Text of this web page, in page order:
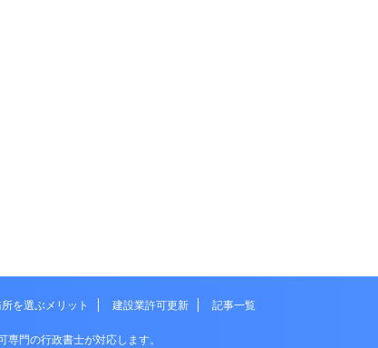
を選ぶメリット 建設業許可更新 記事一覧
門の行政書士が対応します。